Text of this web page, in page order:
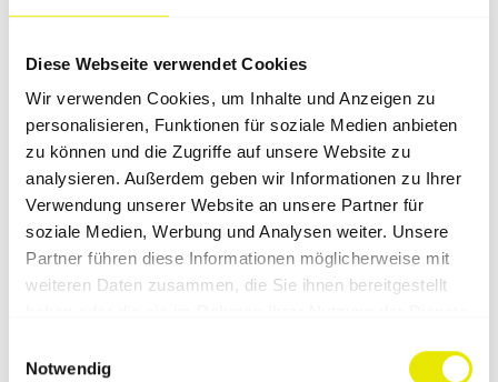
Diese Webseite verwendet Cookies
Wir verwenden Cookies, um Inhalte und Anzeigen zu
personalisieren, Funktionen für soziale Medien anbieten
zu können und die Zugriffe auf unsere Website zu
analysieren. Außerdem geben wir Informationen zu Ihrer
Verwendung unserer Website an unsere Partner für
soziale Medien, Werbung und Analysen weiter. Unsere
Partner führen diese Informationen möglicherweise mit
weiteren Daten zusammen, die Sie ihnen bereitgestellt
Notwendig
8x4 m Faltzelt Highlights